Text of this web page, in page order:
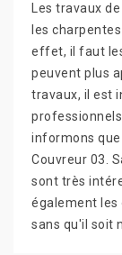
Les travaux
les
effet, il faut
peuvent plus
travaux, il est
informons que
Couvreur 03.
sont très
également
sans qu'il soit